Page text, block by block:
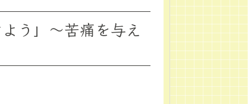
う」～苦痛を与え